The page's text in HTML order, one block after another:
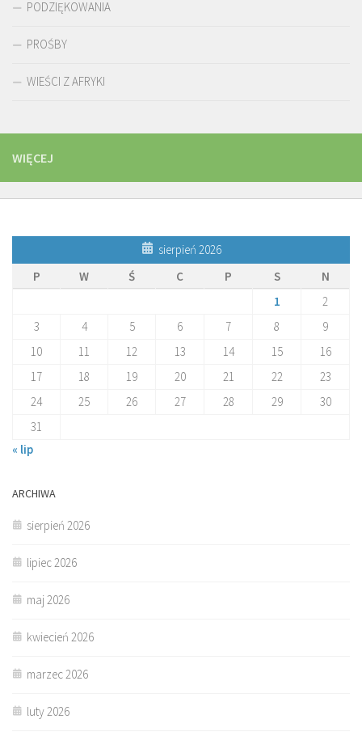
PODZIĘKOWANIA
PROŚBY
WIEŚCI Z AFRYKI
WIĘCEJ
sierpień 2026
P
W Ś C P S
N
1
2
3
4 5 6 7 8
9
10
11 12 13 14 15
16
17
18 19 20 21 22
23
24
25 26 27 28 29
30
31
« lip
ARCHIWA
sierpień 2026
lipiec 2026
maj 2026
kwiecień 2026
marzec 2026
luty 2026